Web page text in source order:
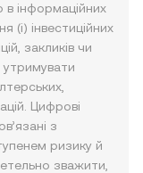
інформаційних
(i) інвестиційних
закликів чи
Цифрові
з
ризику й
зважити,